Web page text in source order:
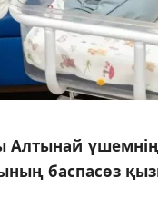
Алтынай
баспасөз